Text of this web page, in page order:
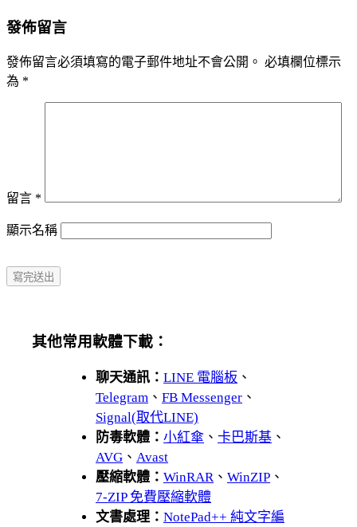
發佈留言
發佈留言必須填寫的電子郵件地址不會公開。 必填欄位標示
為 *
留言 *
顯示名稱
其他常用軟體下載：
聊天通訊： LINE 電腦板 、
Telegram 、 FB Messenger 、
Signal(取代LINE)
防毒軟體： 小紅傘 、 卡巴斯基 、
AVG 、 Avast
壓縮軟體： WinRAR 、 WinZIP 、
7-ZIP 免費壓縮軟體
文書處理： NotePad++ 純文字編